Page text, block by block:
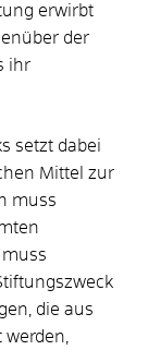
erwirbt
der
ihr
setzt dabei
Mittel zur
muss
die aus